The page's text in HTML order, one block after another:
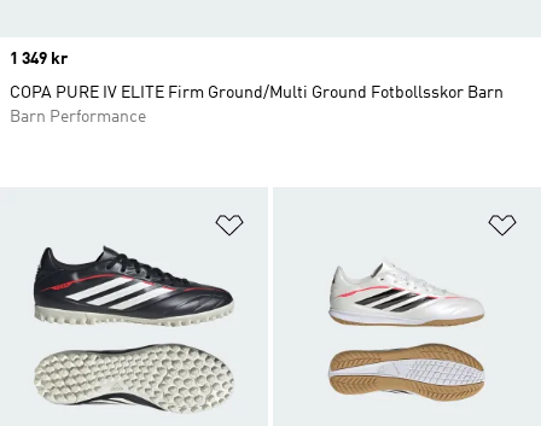
Price
1 349 kr
COPA PURE IV ELITE Firm Ground/Multi Ground Fotbollsskor Barn
Barn Performance